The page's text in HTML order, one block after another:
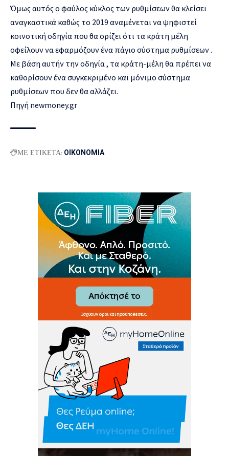
Όμως αυτός ο φαύλος κύκλος των ρυθμίσεων θα κλείσει
αναγκαστικά καθώς το 2019 αναμένεται να ψηφιστεί
κοινοτική οδηγία που θα ορίζει ότι τα κράτη μέλη
οφείλουν να εφαρμόζουν ένα πάγιο σύστημα ρυθμίσεων .
Με βάση αυτήν την οδηγία , τα κράτη-μέλη θα πρέπει να
καθορίσουν ένα συγκεκριμένο και μόνιμο σύστημα
ρυθμίσεων που δεν θα αλλάζει.
Πηγή newmoney.gr
ΜΕ ΕΤΙΚΕΤΑ: ΟΙΚΟΝΟΜΙΑ